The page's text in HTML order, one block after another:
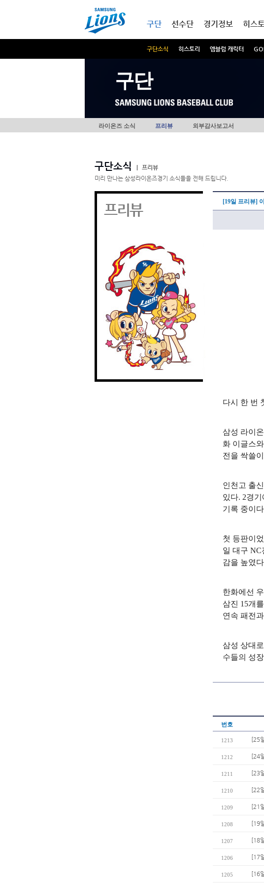
구단
구단소식 히스토리 엠블럼 캐릭터
선수단 경기정보 히스
구단
라이온즈 소식 프리뷰 외부감사보고서
구단소식
프리뷰
미리 만나는 삼성라이온즈경기 소식들을 전해 드립니다.
프리뷰 [19일 프리뷰]
다시 한 번
삼성 라이
화 이글스
전을 싹쓸
인천고 출
있다. 2경
기록 중이
첫 등판이
일 대구 NC
감을 높였
한화에선
삼진 15개
연속 패전
삼성 상대
수들의 성
번호
1213 [25
1212 [24
1211 [23
1210 [22
1209 [21
1208 [19
1207 [18
1206 [17
1205 [16